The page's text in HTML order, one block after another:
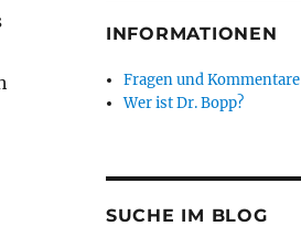
INFORMATIONEN
Fragen und Kommentare
Wer ist Dr. Bopp?
SUCHE IM BLOG